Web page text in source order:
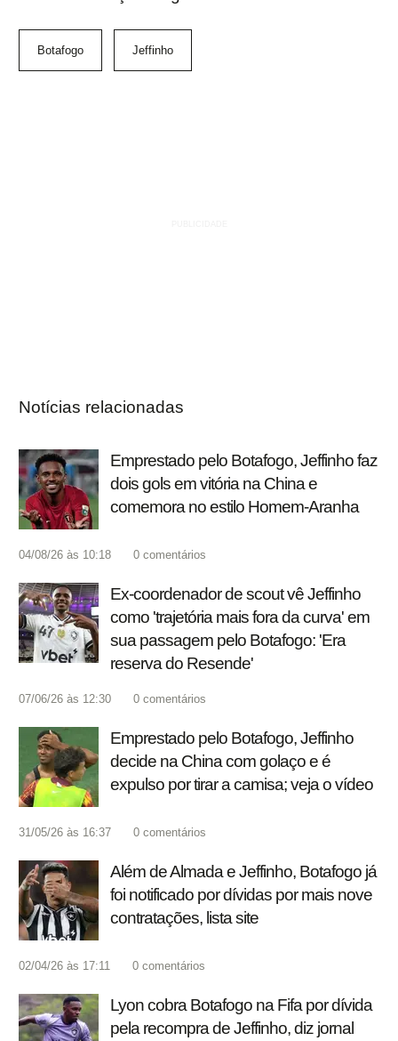
Botafogo Jeffinho
Notícias relacionadas
Emprestado pelo Botafogo, Jeffinho faz
dois gols em vitória na China e
comemora no estilo Homem-Aranha
04/08/26 às 10:18 0 comentários
Ex-coordenador de scout vê Jeffinho
como 'trajetória mais fora da curva' em
sua passagem pelo Botafogo: 'Era
reserva do Resende'
07/06/26 às 12:30 0 comentários
Emprestado pelo Botafogo, Jeffinho
decide na China com golaço e é
expulso por tirar a camisa; veja o vídeo
31/05/26 às 16:37 0 comentários
Além de Almada e Jeffinho, Botafogo já
foi notificado por dívidas por mais nove
contratações, lista site
02/04/26 às 17:11 0 comentários
Lyon cobra Botafogo na Fifa por dívida
pela recompra de Jeffinho, diz jornal